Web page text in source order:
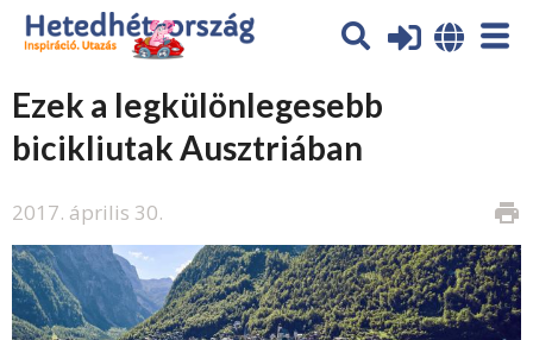
Ezek a legkülönlegesebb
bicikliutak Ausztriában
2017. április 30. print